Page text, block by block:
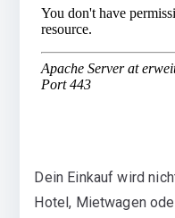
Dein Einkauf wird
Hotel, Mietwagen